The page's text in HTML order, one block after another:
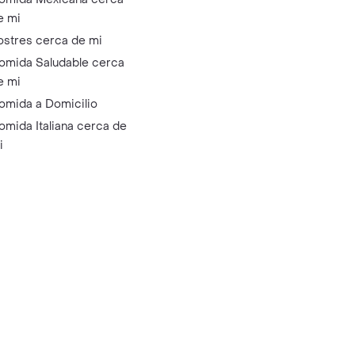
mi
cerca de mi
Saludable cerca
mi
a Domicilio
Italiana cerca de